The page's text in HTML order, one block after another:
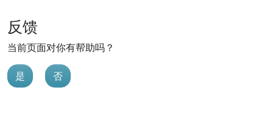
反馈
当前页面对你有帮助吗？
是 否